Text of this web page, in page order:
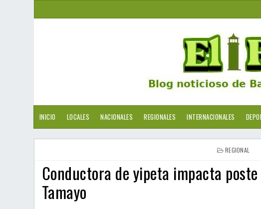
INICIO LOCALES NACIONALES REGIONALES INTERNACIONALES
REGIONAL
Conductora de yipeta impacta
Tamayo